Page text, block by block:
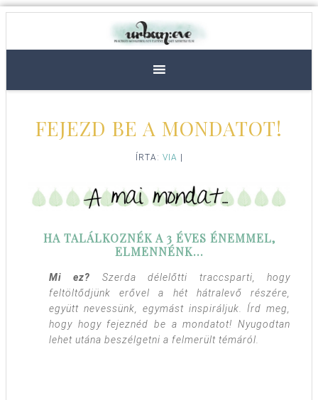
FEJEZD BE A MONDATOT!
ÍRTA: VIA
HA TALÁLKOZNÉK A 3 ÉVES ÉNEMMEL,
ELMENNÉNK…
Mi ez? Szerda délelőtti traccsparti, hogy
feltöltődjünk erővel a hét hátralevő részére,
együtt nevessünk, egymást inspiráljuk. Írd meg,
hogy hogy fejeznéd be a mondatot! Nyugodtan
lehet utána beszélgetni a felmerült témáról.